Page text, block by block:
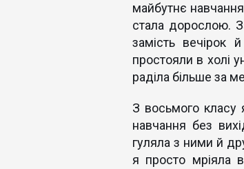
майбутнє
стала дорослою.
замість
простояли в холі
раділа більше за
З восьмого класу
навчання без
гуляла з ними й
я просто мріяла